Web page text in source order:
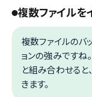
複数ファイルを
複数ファイルのバ
ョンの強みですね
と組み合わせる
きます。